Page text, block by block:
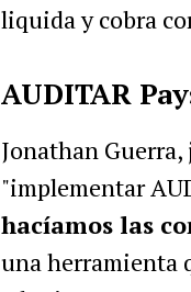
liquida y cobra
AUDITAR
Jonathan
"implementar
hacíamos las
una herramienta